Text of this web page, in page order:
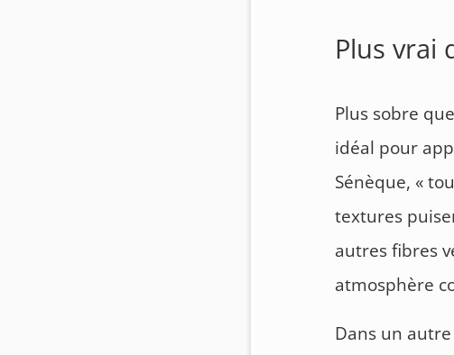
Plus vrai
Plus sobre
idéal pour
Sénèque, «
textures
autres fibres
atmosphère
Dans un